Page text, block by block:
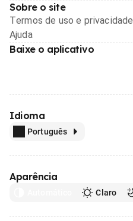
Sobre o site
Termos de uso e privacidade
Ajuda
Baixe o aplicativo
Idioma
Português
Aparência
Claro